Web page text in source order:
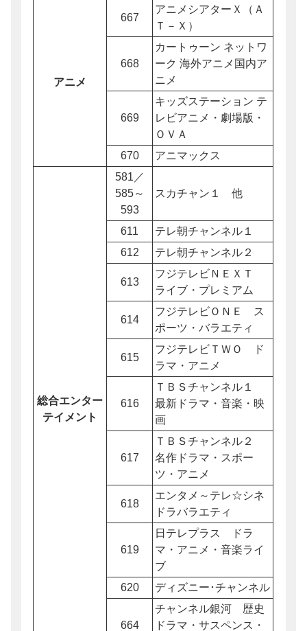
アニメ
667
アニメシアターＸ（Ａ
Ｔ－Ｘ）
668
カートゥーン ネットワ
ーク 海外アニメ国内ア
ニメ
669
キッズステーション テ
レビアニメ・劇場版・
ＯＶＡ
670
アニマックス
総合エンター
テイメント
581／
585～
593
スカチャン１ 他
611
テレ朝チャンネル１
612
テレ朝チャンネル２
613
フジテレビＮＥＸＴ
ライブ・プレミアム
614
フジテレビＯＮＥ ス
ポーツ・バラエティ
615
フジテレビＴＷＯ ド
ラマ・アニメ
616
ＴＢＳチャンネル１
最新ドラマ・音楽・映
画
617
ＴＢＳチャンネル２
名作ドラマ・スポー
ツ・アニメ
618
エンタメ～テレ☆シネ
ドラバラエティ
619
日テレプラス ドラ
マ・アニメ・音楽ライ
ブ
620
ディズニー･チャンネル
664
チャンネル銀河 歴史
ドラマ・サスペンス・